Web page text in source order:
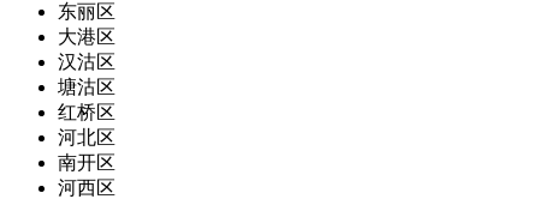
东丽区
大港区
汉沽区
塘沽区
红桥区
河北区
南开区
河西区